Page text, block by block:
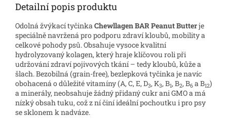
Detailní popis produktu
Odolná žvýkací tyčinkaChewllagen BAR Peanut Butterje
speciálně navržená pro podporu zdraví kloubů, mobility a
celkové pohody psů. Obsahuje vysoce kvalitní
hydrolyzovaný kolagen, který hraje klíčovou roli při
udržování zdraví pojivových tkání – tedy kloubů, kůže a
šlach. Bezobilná (grain-free), bezlepková tyčinka je navíc
obohacená o důležité vitamíny (A, C, E, D3, K3, B1, B2, B6 a B12)
a minerály, neobsahuje žádný přidaný cukr ani GMO a má
nízký obsah tuku, což z ní činí ideální pochoutku i pro psy
se sklonem k nadváze.